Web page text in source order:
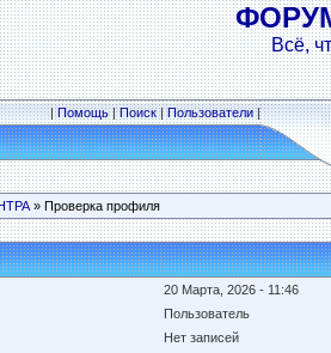
Всё,
|Помощь|Поиск|Пользователи|
» Проверка профиля
20 Марта, 2026 - 11:46
Пользователь
Нет записей